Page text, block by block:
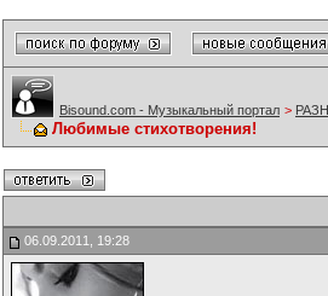
Bisound.com - Музыкальный портал >
Любимые стихотворения!
06.09.2011, 19:28